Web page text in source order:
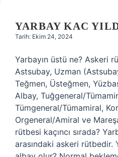
YARBAY KAC
Tarih: Ekim 24, 2024
Yarbayın üstü ne? Askeri
Astsubay, Uzman
Teğmen, Üsteğmen,
Albay, Tuğgeneral/
Tümgeneral/Tümamiral,
Orgeneral/Amiral ve
rütbesi kaçıncı sırada?
arasındaki askeri rütbedir.